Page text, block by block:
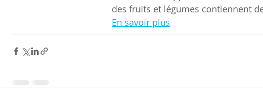
des fruits et légumes contiennent
En savoir plus